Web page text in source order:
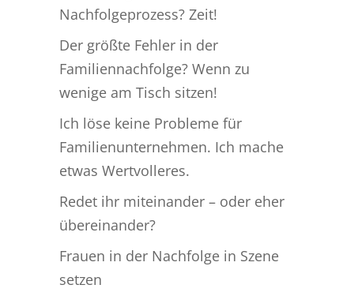
Nachfolgeprozess? Zeit!
Der größte Fehler in der
Familiennachfolge? Wenn zu
wenige am Tisch sitzen!
Ich löse keine Probleme für
Familienunternehmen. Ich mache
etwas Wertvolleres.
Redet ihr miteinander – oder eher
übereinander?
Frauen in der Nachfolge in Szene
setzen